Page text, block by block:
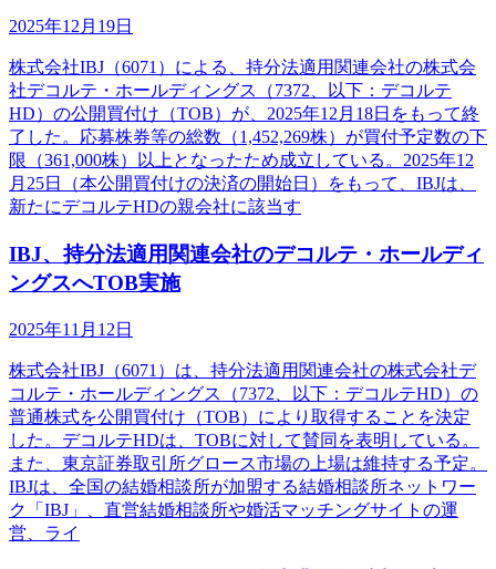
2025年12月19日
株式会社IBJ（6071）による、持分法適用関連会社の株式会
社デコルテ・ホールディングス（7372、以下：デコルテ
HD）の公開買付け（TOB）が、2025年12月18日をもって終
了した。応募株券等の総数（1,452,269株）が買付予定数の下
限（361,000株）以上となったため成立している。2025年12
月25日（本公開買付けの決済の開始日）をもって、IBJは、
新たにデコルテHDの親会社に該当す
IBJ、持分法適用関連会社のデコルテ・ホールディ
ングスへTOB実施
2025年11月12日
株式会社IBJ（6071）は、持分法適用関連会社の株式会社デ
コルテ・ホールディングス（7372、以下：デコルテHD）の
普通株式を公開買付け（TOB）により取得することを決定
した。デコルテHDは、TOBに対して賛同を表明している。
また、東京証券取引所グロース市場の上場は維持する予定。
IBJは、全国の結婚相談所が加盟する結婚相談所ネットワー
ク「IBJ」、直営結婚相談所や婚活マッチングサイトの運
営、ライ